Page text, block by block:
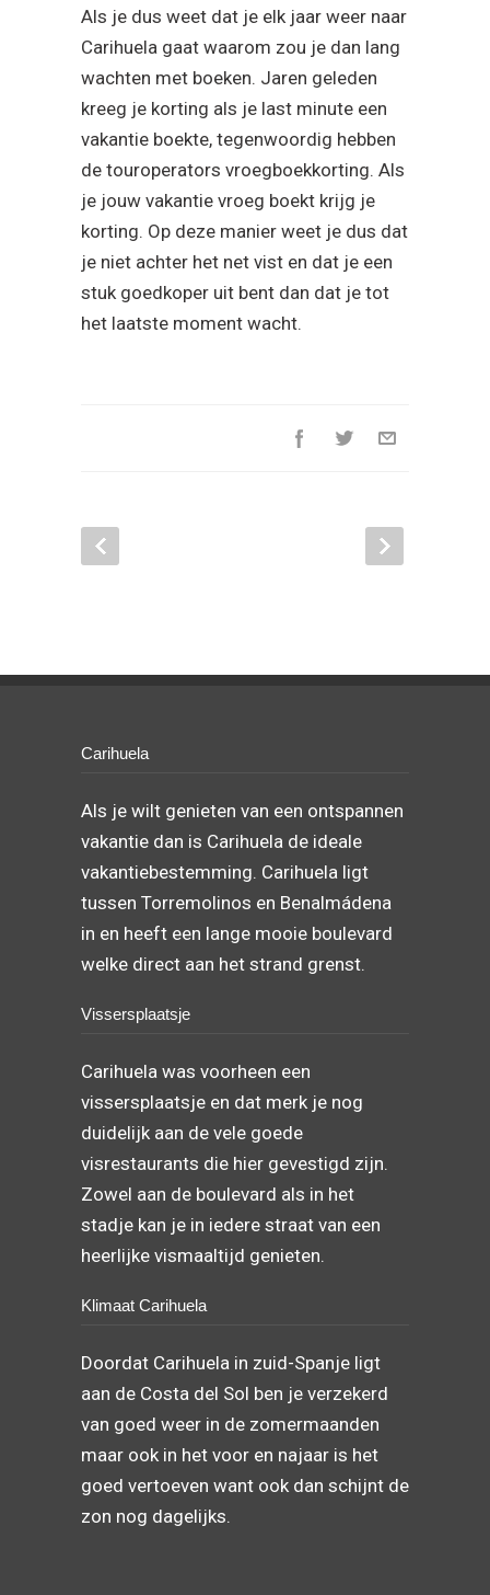
Als je dus weet dat je elk jaar weer naar
Carihuela gaat waarom zou je dan lang
wachten met boeken. Jaren geleden
kreeg je korting als je last minute een
vakantie boekte, tegenwoordig hebben
de touroperators vroegboekkorting. Als
je jouw vakantie vroeg boekt krijg je
korting. Op deze manier weet je dus dat
je niet achter het net vist en dat je een
stuk goedkoper uit bent dan dat je tot
het laatste moment wacht.
Carihuela
Als je wilt genieten van een ontspannen
vakantie dan is Carihuela de ideale
vakantiebestemming. Carihuela ligt
tussen Torremolinos en Benalmádena
in en heeft een lange mooie boulevard
welke direct aan het strand grenst.
Vissersplaatsje
Carihuela was voorheen een
vissersplaatsje en dat merk je nog
duidelijk aan de vele goede
visrestaurants die hier gevestigd zijn.
Zowel aan de boulevard als in het
stadje kan je in iedere straat van een
heerlijke vismaaltijd genieten.
Klimaat Carihuela
Doordat Carihuela in zuid-Spanje ligt
aan de Costa del Sol ben je verzekerd
van goed weer in de zomermaanden
maar ook in het voor en najaar is het
goed vertoeven want ook dan schijnt de
zon nog dagelijks.